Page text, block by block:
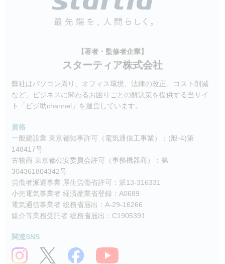
【著者・監修者企業】
スターティア株式会社
弊社はパソコン周り、オフィス環境、法律の改正、コスト削減
など、ビジネスに関わるお困りごとの解決策を提供する当サイ
ト「ビジ助channel」を運営しています。
資格
一般建設業 東京都知事許可（電気通信工事業）：(般-4)第
148417号
古物商 東京都公安委員会許可（事務機器商）：第
304361804342号
労働者派遣事業 厚生労働省許可：派13-316331
小売電気事業者 経済産業省登録：A0689
電気通信事業者 総務省届出：A-29-16266
媒介等業務受託者 総務省届出：C1905391
関連SNS